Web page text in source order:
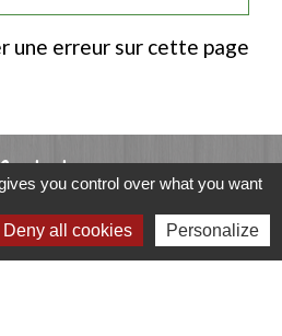
une erreur sur cette page
Luitré-Dompierre
- LUITRE
you control over what you want
Deny all cookies Personalize